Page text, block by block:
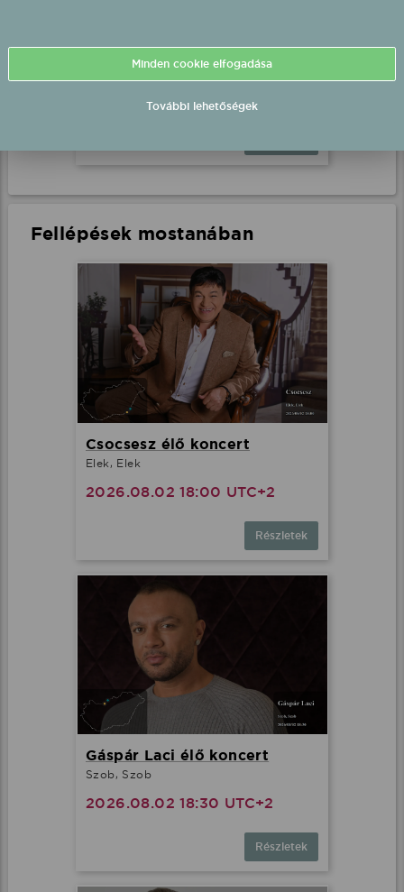
fellépés
Felsőmarác, Falunap
2026.08.15 17:00 UTC+2
Fellépések mostanában
Csocsesz élő koncert
Elek, Elek
2026.08.02 18:00 UTC+2
Részletek
Gáspár Laci élő koncert
Szob, Szob
2026.08.02 18:30 UTC+2
Részletek
Minden cookie elfogadása
További lehetőségek